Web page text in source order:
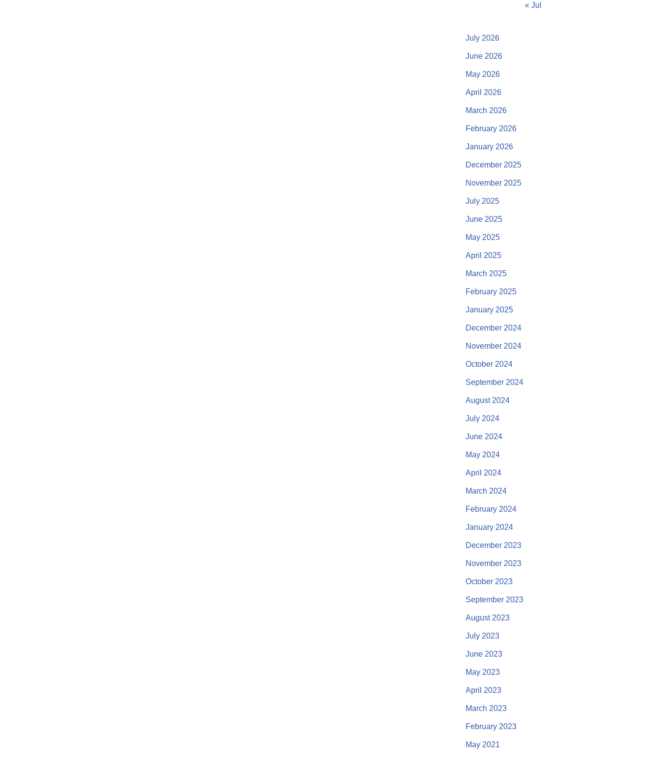
« Jul
July 2026
June 2026
May 2026
April 2026
March 2026
February 2026
January 2026
December 2025
November 2025
July 2025
June 2025
May 2025
April 2025
March 2025
February 2025
January 2025
December 2024
November 2024
October 2024
September 2024
August 2024
July 2024
June 2024
May 2024
April 2024
March 2024
February 2024
January 2024
December 2023
November 2023
October 2023
September 2023
August 2023
July 2023
June 2023
May 2023
April 2023
March 2023
February 2023
May 2021